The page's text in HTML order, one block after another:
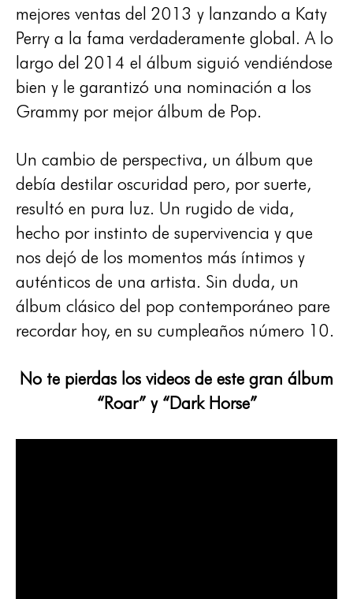
mejores ventas del 2013 y lanzando a Katy
Perry a la fama verdaderamente global. A lo
largo del 2014 el álbum siguió vendiéndose
bien y le garantizó una nominación a los
Grammy por mejor álbum de Pop.
Un cambio de perspectiva, un álbum que
debía destilar oscuridad pero, por suerte,
resultó en pura luz. Un rugido de vida,
hecho por instinto de supervivencia y que
nos dejó de los momentos más íntimos y
auténticos de una artista. Sin duda, un
álbum clásico del pop contemporáneo pare
recordar hoy, en su cumpleaños número 10.
No te pierdas los videos de este gran álbum
“Roar” y “Dark Horse”